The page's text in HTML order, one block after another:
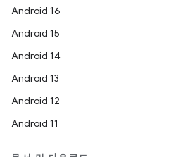
Android 16
Android 15
Android 14
Android 13
Android 12
Android 11